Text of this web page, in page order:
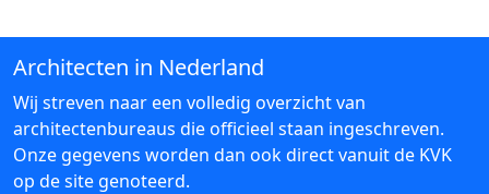
Architecten in Nederland
Wij streven naar een volledig overzicht van
architectenbureaus die officieel staan ingeschreven.
Onze gegevens worden dan ook direct vanuit de KVK
op de site genoteerd.